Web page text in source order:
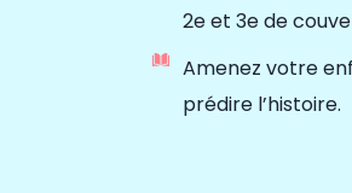
2eet 3ede
Amenez votre
prédire l’histoire.